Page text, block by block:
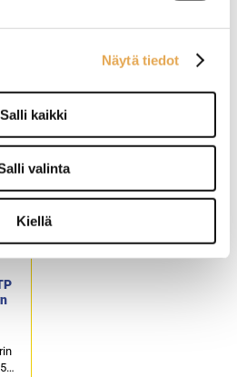
Näytä tiedot
Salli kaikki
valinta
Kiellä
/
Sushibaari Restmec KTV
Ulkomitat: (l) 1150 x (s) 620 /
aputasot ylhäällä 980 x (k)
Ruostumaton sileä taso
Vaunussa molemmin puolin
kaasujousilla aukeavat
Molemmin puolin
alaslaskettavat aputasot.